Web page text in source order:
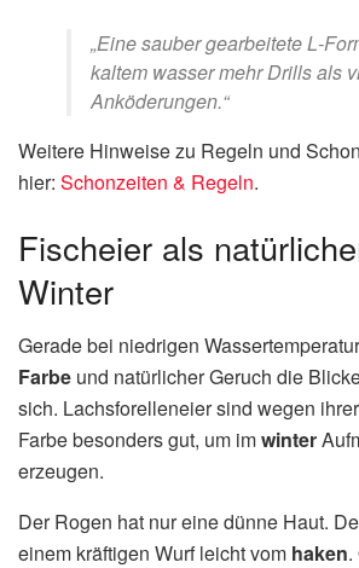
„Eine sauber gearbeitete
kaltem wasser mehr Drills als
Anköderungen.“
Weitere Hinweise zu Regeln und
hier: Schonzeiten & Regeln.
Fischeier als
Winter
Gerade bei niedrigen
Farbe und natürlicher Geruch die
sich. Lachsforelleneier sind wegen
Farbe besonders gut, um imwinter
erzeugen.
Der Rogen hat nur eine dünne Haut.
einem kräftigen Wurf leicht vom haken.